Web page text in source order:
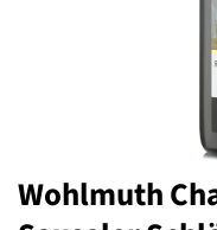
Wohlmuth